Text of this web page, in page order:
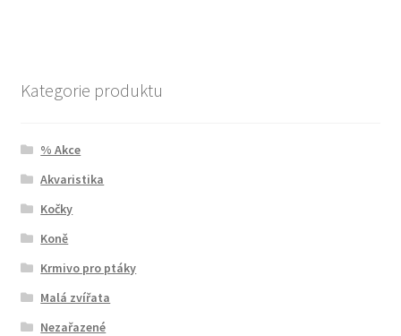
Kategorie produktu
% Akce
Akvaristika
Kočky
Koně
Krmivo pro ptáky
Malá zvířata
Nezařazené